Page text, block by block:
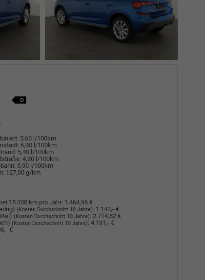
5,60 l/100km
6,90 l/100km
5,40 l/100km
4,80 l/100km
5,90 l/100km
127,00 g/km
15.000 km pro Jahr: 1.464,96 €
(Kosten Durchschnitt 10 Jahre): 1.143,- €
(Kosten Durchschnitt 10 Jahre): 2.714,62 €
(Kosten Durchschnitt 10 Jahre): 4.191,- €
€